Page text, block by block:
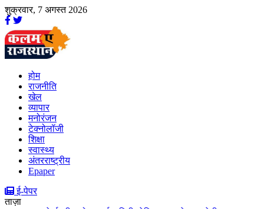
शुक्रवार, 7 अगस्त 2026
होम
राजनीति
खेल
व्यापार
मनोरंजन
टेक्नोलॉजी
शिक्षा
स्वास्थ्य
अंतरराष्ट्रीय
Epaper
ई-पेपर
ताज़ा